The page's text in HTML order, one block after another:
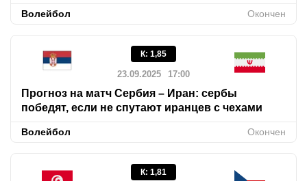
Волейбол Окончен
К: 1,85
23.09.2025 17:00
Прогноз на матч Сербия – Иран: сербы
победят, если не спутают иранцев с чехами
Волейбол Окончен
К: 1,81